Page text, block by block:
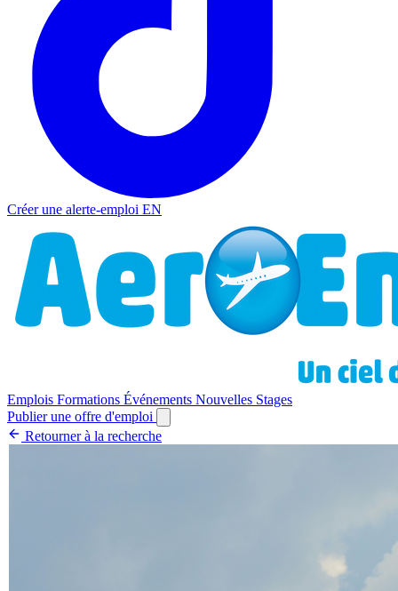
Créer une alerte-emploi EN
Emplois Formations Événements Nouvelles Stages
Publier une offre d'emploi
Retourner à la recherche